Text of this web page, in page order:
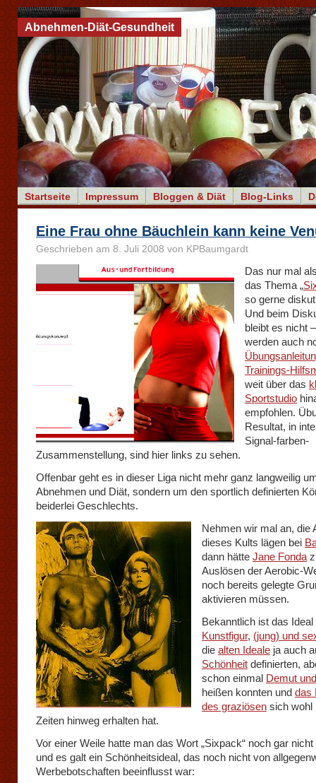
Startseite Impressum Bloggen & Diät Blog-Links
Abnehmen-Diät-Gesundheit
Eine Frau ohne Bäuchlein kann keine
Geschrieben am 8. Juli 2008 von KPBaumgardt
Das nur mal
das Thema „
so gerne
Und beim
bleibt es nicht
werden auch
Trainings-
weit über das
Sportstudio
empfohlen.
Resultat, in
Signal-farben-
Zusammenstellung, sind hier links zu sehen.
Offenbar geht es in dieser Liga nicht mehr ganz langweilig
Abnehmen und Diät, sondern um den sportlich definierten
beiderlei Geschlechts.
Nehmen wir mal an, die
dieses Kults lägen bei
dann hätte Jane Fonda
Auslösen der Aerobic-
noch bereits gelegte
aktivieren müssen.
Bekanntlich ist das Ideal
Kunstfigur, (jung) und
die alten Ideale ja auch
Schönheit definierten,
schon einmal Demut
heißen konnten und das
des graziösen sich wohl
Zeiten hinweg erhalten hat.
Vor einer Weile hatte man das Wort „Sixpack“ noch gar
und es galt ein Schönheitsideal, das noch nicht von
Werbebotschaften beeinflusst war: